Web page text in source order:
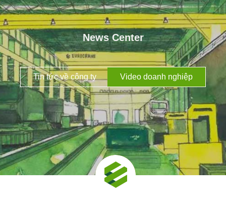
News Center
Tin tức về công ty Video doanh nghiệp